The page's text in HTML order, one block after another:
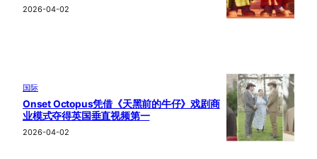
2026-04-02
国际
Onset Octopus凭借《天黑前的牛仔》戏剧商
业模式夺得英国垂直视频第一
2026-04-02